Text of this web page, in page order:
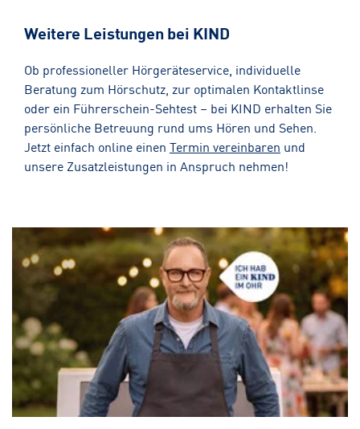
Weitere Leistungen bei KIND
Ob professioneller Hörgeräteservice, individuelle
Beratung zum Hörschutz, zur optimalen Kontaktlinse
oder ein Führerschein-Sehtest – bei KIND erhalten Sie
persönliche Betreuung rund ums Hören und Sehen.
Jetzt einfach online einen Termin vereinbaren und
unsere Zusatzleistungen in Anspruch nehmen!